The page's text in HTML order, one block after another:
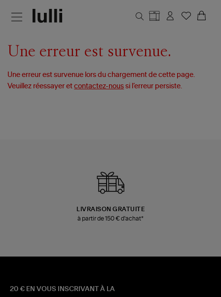
Une erreur est survenue.
Une erreur est survenue lors du chargement de cette page.
Veuillez réessayer etcontactez-nous si l’erreur persiste.
LIVRAISON GRATUITE
à partir de 150 € d'achat*
20 € EN VOUS INSCRIVANT À LA